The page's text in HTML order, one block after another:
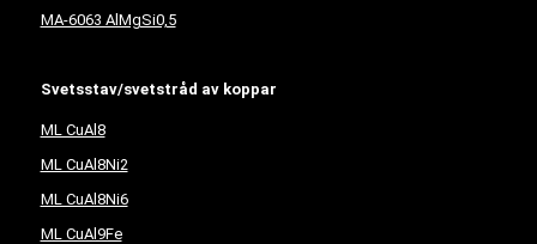
MA-6063 AlMgSi0,5
Svetsstav/svetstråd av koppar
ML CuAl8
ML CuAl8Ni2
ML CuAl8Ni6
ML CuAl9Fe